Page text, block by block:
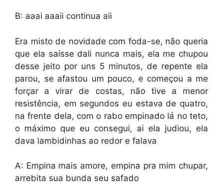
B: aaai aaaii continua aii
Era misto de novidade com foda-se, não queria
que ela saísse dali nunca mais, ela me chupou
desse jeito por uns 5 minutos, de repente ela
parou, se afastou um pouco, e começou a me
forçar a virar de costas, não tive a menor
resistência, em segundos eu estava de quatro,
na frente dela, com o rabo empinado lá no teto,
o máximo que eu consegui, ai ela judiou, ela
dava lambidinhas ao redor e falava
A: Empina mais amore, empina pra mim chupar,
arrebita sua bunda seu safado